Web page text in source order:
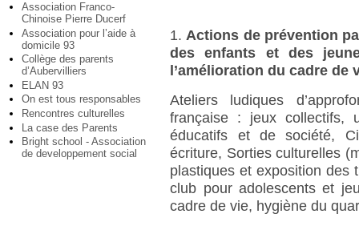
Association Franco-
Chinoise Pierre Ducerf
Association pour l’aide à
domicile 93
Collège des parents
d’Aubervilliers
ELAN 93
On est tous responsables
Rencontres culturelles
La case des Parents
Bright school - Association
de developpement social
1.Actions de prévention
des enfants et des
l’amélioration du cadre de
Ateliers ludiques
française : jeux collectifs,
éducatifs et de société,
écriture, Sorties culturelles
plastiques et exposition des
club pour adolescents et
cadre de vie, hygiène du